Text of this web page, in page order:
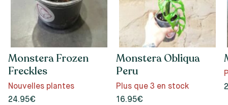
Monstera Frozen
Freckles
24.95€
Nouvelles plantes
Monstera Obliqua
Peru
16.95€
Plus que 3 en stock